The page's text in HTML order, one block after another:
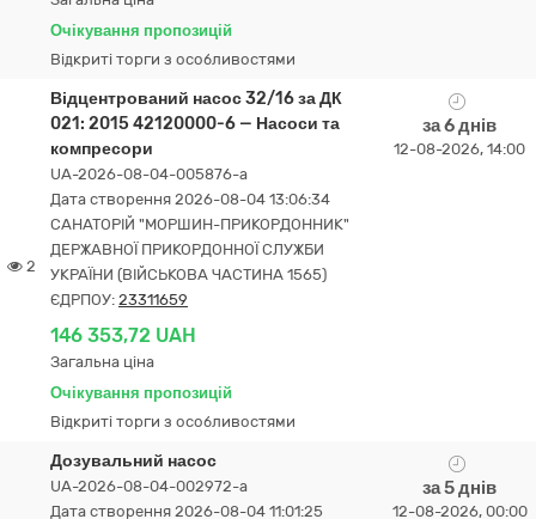
Очікування пропозицій
Відкриті торги з особливостями
2
Відцентрований насос 32/16 за ДК
021: 2015 42120000-6 — Насоси та
компресори
UA-2026-08-04-005876-a
Дата створення 2026-08-04 13:06:34
САНАТОРІЙ "МОРШИН-ПРИКОРДОННИК"
ДЕРЖАВНОЇ ПРИКОРДОННОЇ СЛУЖБИ
УКРАЇНИ (ВІЙСЬКОВА ЧАСТИНА 1565)
ЄДРПОУ: 23311659
146 353,72 UAH
Загальна ціна
Очікування пропозицій
Відкриті торги з особливостями
за 6 днів
12-08-2026, 14:00
Дозувальний насос
UA-2026-08-04-002972-a
Дата створення 2026-08-04 11:01:25
за 5 днів
12-08-2026, 00:00